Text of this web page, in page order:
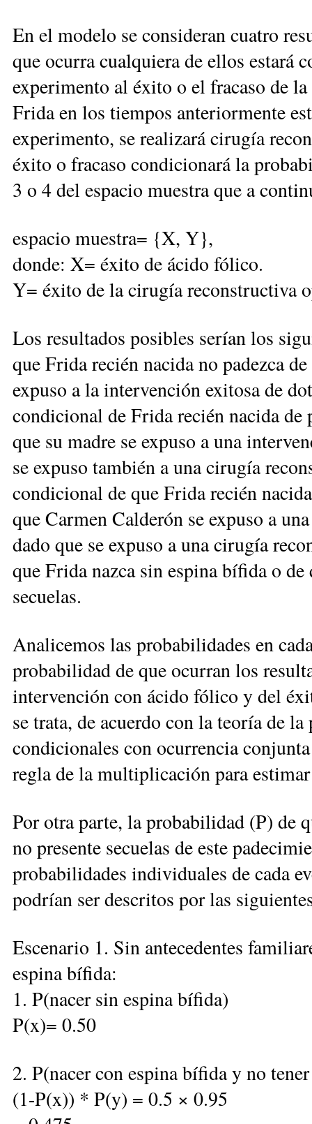
En el modelo se consideran cuatro
que ocurra cualquiera de ellos estará
experimento al éxito o el fracaso de
Frida en los tiempos anteriormente
experimento, se realizará cirugía
éxito o fracaso condicionará la
3 o 4 del espacio muestra que a
espacio muestra= {X, Y},
donde: X= éxito de ácido fólico.
Y= éxito de la cirugía reconstructiva
Los resultados posibles serían los
que Frida recién nacida no padezca
expuso a la intervención exitosa de
condicional de Frida recién nacida de
que su madre se expuso a una
se expuso también a una cirugía
condicional de que Frida recién
que Carmen Calderón se expuso a
dado que se expuso a una cirugía
que Frida nazca sin espina bífida o
secuelas.
Analicemos las probabilidades en
probabilidad de que ocurran los
intervención con ácido fólico y del
se trata, de acuerdo con la teoría de
condicionales con ocurrencia
regla de la multiplicación para
Por otra parte, la probabilidad (P) de
no presente secuelas de este
probabilidades individuales de cada
podrían ser descritos por las
Escenario 1. Sin antecedentes
espina bífida:
1. P(nacer sin espina bífida)
P(x)= 0.50
2. P(nacer con espina bífida y no
(1-P(x)) * P(y) = 0.5 × 0.95